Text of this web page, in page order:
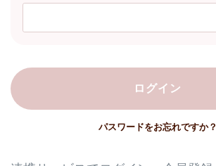
ログイン
パスワードをお忘れですか？